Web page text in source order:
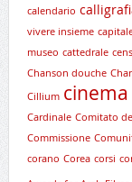
calendario
vivere insieme
museo cattedrale
Chanson douche
Cillium cinema
Cardinale Comitato
Commissione
corano Corea corsi